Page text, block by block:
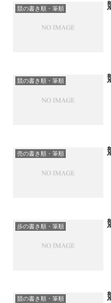
競の書き順・筆順
競の書き順・筆順
売の書き順・筆順
歩の書き順・筆順
競の書き順・筆順